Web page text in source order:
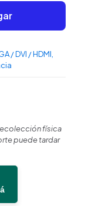
/ DVI / HDMI
física
puede tardar